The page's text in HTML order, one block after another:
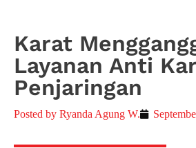
Karat
Layanan Anti
Penjaringan
Posted by Ryanda Agung W.